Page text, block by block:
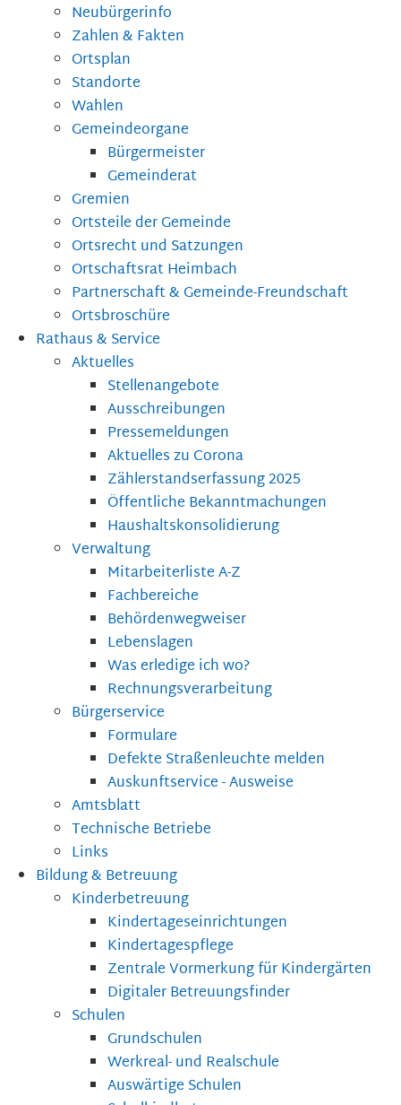
Neubürgerinfo
Zahlen & Fakten
Ortsplan
Standorte
Wahlen
Gemeindeorgane
Bürgermeister
Gemeinderat
Gremien
Ortsteile der Gemeinde
Ortsrecht und Satzungen
Ortschaftsrat Heimbach
Partnerschaft & Gemeinde-Freundschaft
Ortsbroschüre
Rathaus & Service
Aktuelles
Stellenangebote
Ausschreibungen
Pressemeldungen
Aktuelles zu Corona
Zählerstandserfassung 2025
Öffentliche Bekanntmachungen
Haushaltskonsolidierung
Verwaltung
Mitarbeiterliste A-Z
Fachbereiche
Behördenwegweiser
Lebenslagen
Was erledige ich wo?
Rechnungsverarbeitung
Bürgerservice
Formulare
Defekte Straßenleuchte melden
Auskunftservice - Ausweise
Amtsblatt
Technische Betriebe
Links
Bildung & Betreuung
Kinderbetreuung
Kindertageseinrichtungen
Kindertagespflege
Zentrale Vormerkung für Kindergärten
Digitaler Betreuungsfinder
Schulen
Grundschulen
Werkreal- und Realschule
Auswärtige Schulen